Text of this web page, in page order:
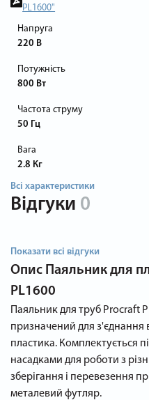
PL1600"
Напруга
220 В
Потужність
800 Вт
Частота струму
50 Гц
Вага
2.8 Кг
Всі характеристики
Відгуки 0
Показати всі відгуки
Опис Паяльник для
PL1600
Паяльник для труб Procraft
призначений для з'єднання
пластика. Комплектується
насадками для роботи з
зберігання і перевезення
металевий футляр.